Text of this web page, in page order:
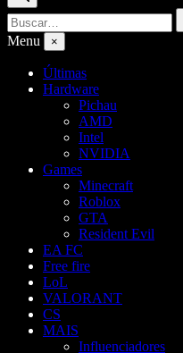
Buscar
por:
Menu ×
Últimas
Hardware
Pichau
AMD
Intel
NVIDIA
Games
Minecraft
Roblox
GTA
Resident Evil
EA FC
Free fire
LoL
VALORANT
CS
MAIS
Influenciadores